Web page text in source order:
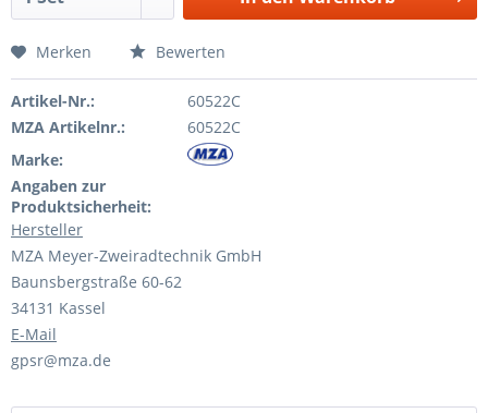
Merken Bewerten
Artikel-Nr.:
60522C
MZA Artikelnr.:
60522C
Marke:
Angaben zur
Produktsicherheit:
Hersteller
MZA Meyer-Zweiradtechnik GmbH
Baunsbergstraße 60-62
34131 Kassel
E-Mail
gpsr@mza.de